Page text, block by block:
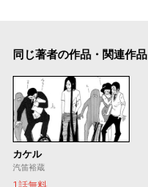
同じ著者の作品・関連作品
カケル
汽笛裕蔵